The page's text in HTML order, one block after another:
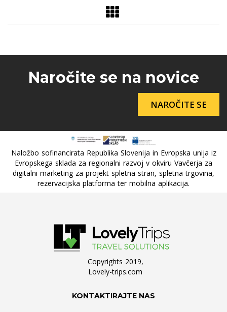
Naročite se na novice
NAROČITE SE
Naložbo sofinancirata Republika Slovenija in Evropska unija iz
Evropskega sklada za regionalni razvoj v okviru Vavčerja za
digitalni marketing za projekt spletna stran, spletna trgovina,
rezervacijska platforma ter mobilna aplikacija.
Copyrights 2019,
Lovely-trips.com
KONTAKTIRAJTE NAS